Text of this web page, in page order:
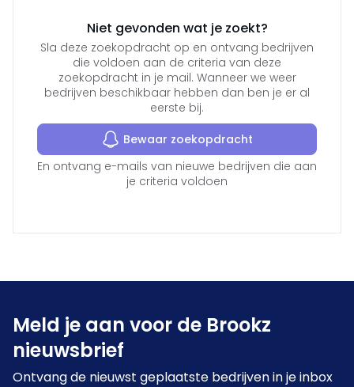
Niet gevonden wat je zoekt?
Sla deze zoekopdracht op en ontvang bedrijven
die voldoen aan de criteria van deze
zoekopdracht in je mail. Wanneer we weer
bedrijven beschikbaar hebben dan ben je er al
eerste bij.
Bewaar zoekopdracht
En ontvang e-mails van nieuwe bedrijven die aan
je criteria voldoen
Meld je aan voor de Brookz
nieuwsbrief
Ontvang de nieuwst geplaatste bedrijven in je inbox